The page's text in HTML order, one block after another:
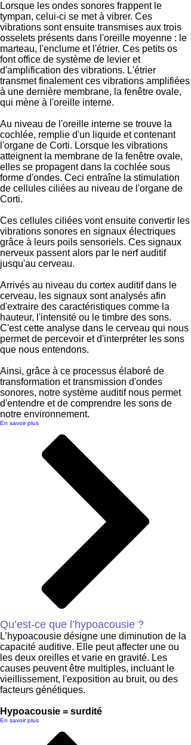
Lorsque les ondes sonores frappent le
tympan, celui-ci se met à vibrer. Ces
vibrations sont ensuite transmises aux trois
osselets présents dans l'oreille moyenne : le
marteau, l'enclume et l'étrier. Ces petits os
font office de système de levier et
d'amplification des vibrations. L'étrier
transmet finalement ces vibrations amplifiées
à une dernière membrane, la fenêtre ovale,
qui mène à l'oreille interne.
Au niveau de l'oreille interne se trouve la
cochlée, remplie d'un liquide et contenant
l'organe de Corti. Lorsque les vibrations
atteignent la membrane de la fenêtre ovale,
elles se propagent dans la cochlée sous
forme d'ondes. Ceci entraîne la stimulation
de cellules ciliées au niveau de l'organe de
Corti.
Ces cellules ciliées vont ensuite convertir les
vibrations sonores en signaux électriques
grâce à leurs poils sensoriels. Ces signaux
nerveux passent alors par le nerf auditif
jusqu'au cerveau.
Arrivés au niveau du cortex auditif dans le
cerveau, les signaux sont analysés afin
d'extraire des caractéristiques comme la
hauteur, l'intensité ou le timbre des sons.
C'est cette analyse dans le cerveau qui nous
permet de percevoir et d'interpréter les sons
que nous entendons.
Ainsi, grâce à ce processus élaboré de
transformation et transmission d'ondes
sonores, notre système auditif nous permet
d'entendre et de comprendre les sons de
notre environnement.
En savoir plus
Qu’est-ce que l’hypoacousie ?
L’hypoacousie désigne une diminution de la
capacité auditive. Elle peut affecter une ou
les deux oreilles et varie en gravité. Les
causes peuvent être multiples, incluant le
vieillissement, l'exposition au bruit, ou des
facteurs génétiques.
Hypoacousie = surdité
En savoir plus